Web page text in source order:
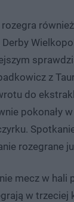
rozegra
z
do
pokonały
rozegrane
mecz w hali
w trzeciej